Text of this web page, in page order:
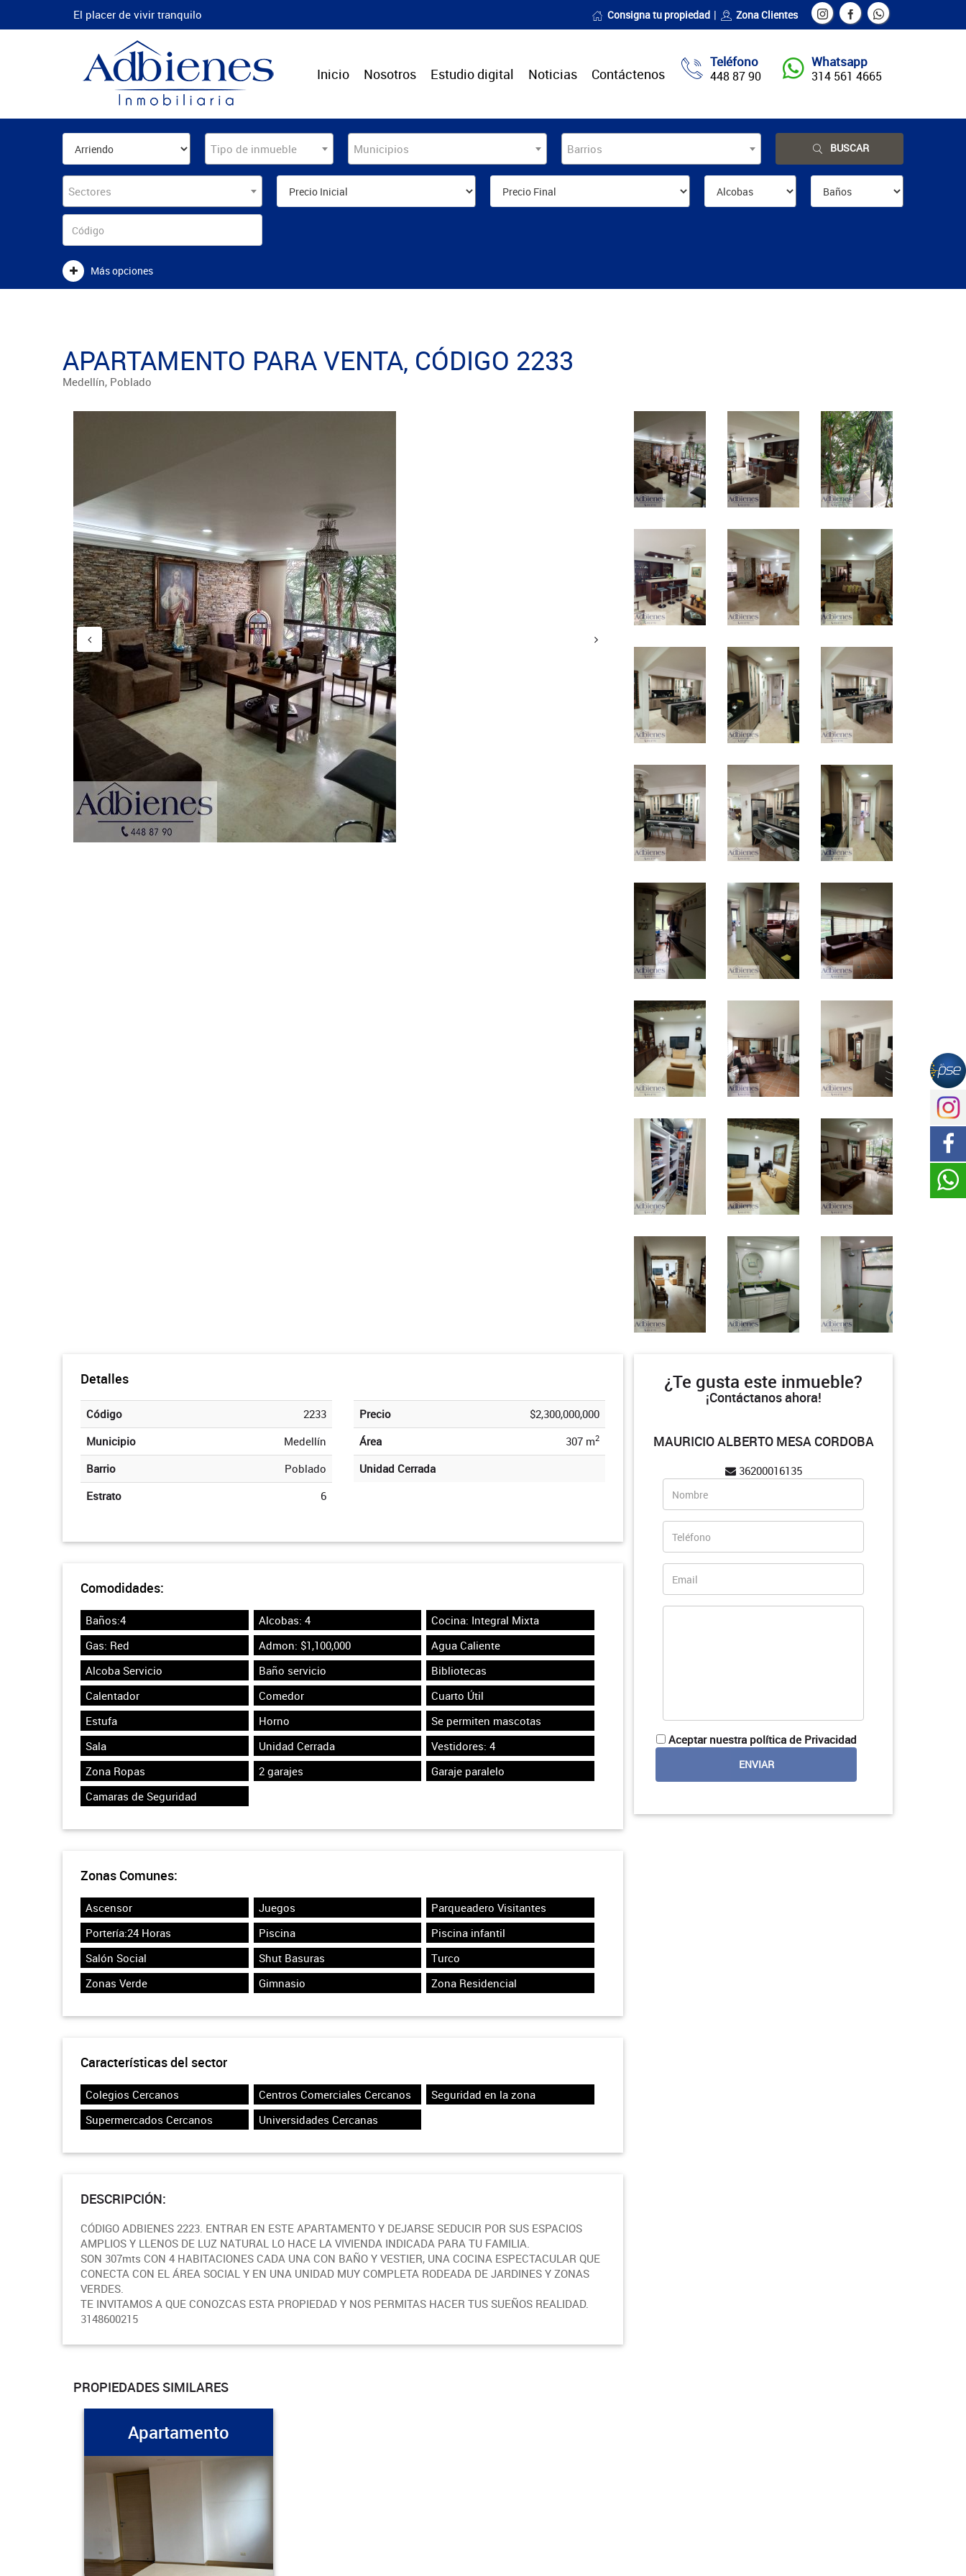
El placer de vivir tranquilo Consigna tu propiedad Zona Clientes
Teléfono
448 87 90
Whatsapp
314 561 4665
Inicio Nosotros Estudio digital Noticias Contáctenos
Tipo de inmueble Municipios Barrios BUSCAR
Sectores
Más opciones
APARTAMENTO PARA VENTA, CÓDIGO 2233
Medellín, Poblado
Detalles
Código
2233
Municipio
Medellín
Barrio
Poblado
Estrato
6
Precio
$2,300,000,000
Área
307 m2
Unidad Cerrada
Comodidades:
Baños:4 Alcobas: 4
Cocina: Integral Mixta
Gas: Red
Admon: $1,100,000
Agua Caliente
Alcoba Servicio
Baño servicio
Bibliotecas
Calentador
Comedor
Cuarto Útil
Estufa
Horno
Se permiten mascotas
Sala
Unidad Cerrada
Vestidores: 4
Zona Ropas
2 garajes
Garaje paralelo
Camaras de Seguridad
Zonas Comunes:
Ascensor Juegos
Parqueadero Visitantes
Portería:24 Horas
Piscina
Piscina infantil
Salón Social
Shut Basuras
Turco
Zonas Verde
Gimnasio Zona Residencial
Características del sector
Colegios Cercanos Centros Comerciales Cercanos
Seguridad en la zona
Supermercados Cercanos
Universidades Cercanas
DESCRIPCIÓN:
CÓDIGO ADBIENES 2223. ENTRAR EN ESTE APARTAMENTO Y DEJARSE SEDUCIR POR SUS ESPACIOS
AMPLIOS Y LLENOS DE LUZ NATURAL LO HACE LA VIVIENDA INDICADA PARA TU FAMILIA.
SON 307mts CON 4 HABITACIONES CADA UNA CON BAÑO Y VESTIER, UNA COCINA ESPECTACULAR QUE
CONECTA CON EL ÁREA SOCIAL Y EN UNA UNIDAD MUY COMPLETA RODEADA DE JARDINES Y ZONAS
VERDES.
TE INVITAMOS A QUE CONOZCAS ESTA PROPIEDAD Y NOS PERMITAS HACER TUS SUEÑOS REALIDAD.
3148600215
¿Te gusta este inmueble?
¡Contáctanos ahora!
MAURICIO ALBERTO MESA CORDOBA
36200016135
Aceptar nuestra política de Privacidad
PROPIEDADES SIMILARES
Apartamento